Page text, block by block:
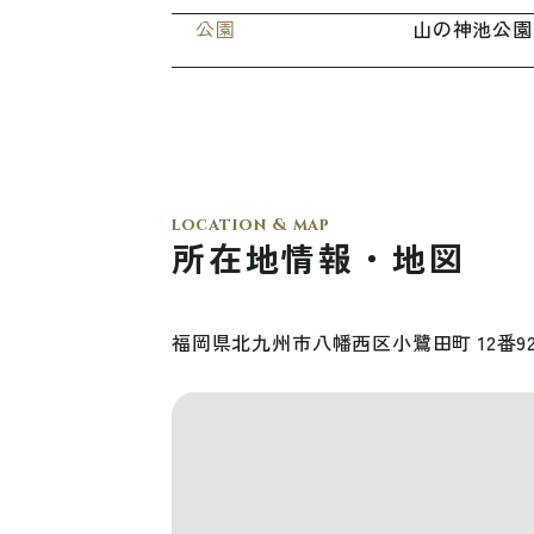
公園 山の神池公園
location & map
所在地情報・地図
福岡県北九州市八幡西区小鷺田町 12番9